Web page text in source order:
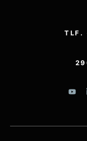
TLF.